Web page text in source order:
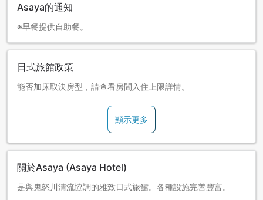
Asaya的通知
※早餐提供自助餐。
日式旅館政策
能否加床取決房型，請查看房間入住上限詳情。
顯示更多
關於Asaya (Asaya Hotel)
是與鬼怒川清流協調的雅致日式旅館。各種設施完善豐富。